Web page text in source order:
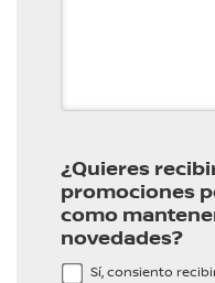
¿Quieres
promociones
como
novedades?
Sí, consiento